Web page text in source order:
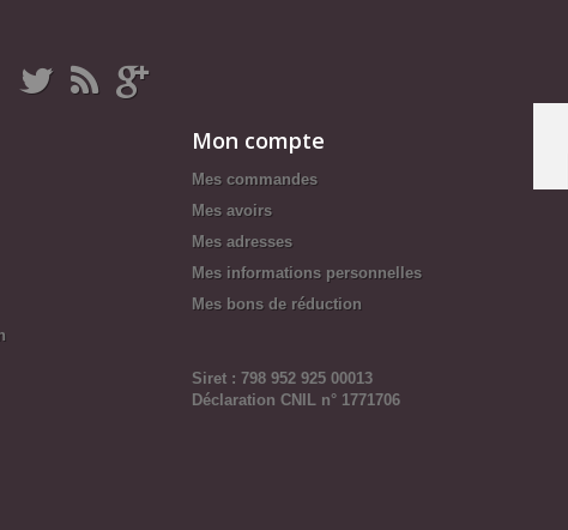
Mon compte
Mes commandes
Mes avoirs
Mes adresses
Mes informations personnelles
Mes bons de réduction
Siret : 798 952 925 00013
Déclaration CNIL n° 1771706